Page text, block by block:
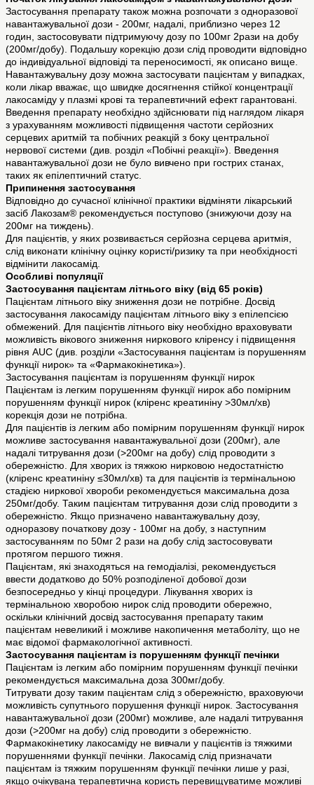
Застосування препарату також можна розпочати з одноразової
навантажувальної дози - 200мг, надалі, приблизно через 12
годин, застосовувати підтримуючу дозу по 100мг 2рази на добу
(200мг/добу). Подальшу корекцію дози слід проводити відповідно
до індивідуальної відповіді та переносимості, як описано вище.
Навантажувальну дозу можна застосувати пацієнтам у випадках,
коли лікар вважає, що швидке досягнення стійкої концентрації
лакосаміду у плазмі крові та терапевтичний ефект гарантовані.
Введення препарату необхідно здійснювати під наглядом лікаря
з урахуванням можливості підвищення частоти серйозних
серцевих аритмій та побічних реакцій з боку центральної
нервової системи (див. розділ «Побічні реакції»). Введення
навантажувальної дози не було вивчено при гострих станах,
таких як епілептичний статус.
Припинення застосування
Відповідно до сучасної клінічної практики відміняти лікарський
засіб Лакозам® рекомендується поступово (знижуючи дозу на
200мг на тиждень).
Для пацієнтів, у яких розвивається серйозна серцева аритмія,
слід виконати клінічну оцінку користі/ризику та при необхідності
відмінити лакосамід.
Особливі популяції
Застосування пацієнтам літнього віку (від 65 років)
Пацієнтам літнього віку зниження дози не потрібне. Досвід
застосування лакосаміду пацієнтам літнього віку з епілепсією
обмежений. Для пацієнтів літнього віку необхідно враховувати
можливість вікового зниження ниркового кліренсу і підвищення
рівня AUC (див. розділи «Застосування пацієнтам із порушенням
функції нирок» та «Фармакокінетика»).
Застосування пацієнтам із порушенням функції нирок
Пацієнтам із легким порушенням функції нирок або помірним
порушенням функції нирок (кліренс креатиніну >30мл/хв)
корекція дози не потрібна.
Для пацієнтів із легким або помірним порушенням функції нирок
можливе застосування навантажувальної дози (200мг), але
надалі титрування дози (>200мг на добу) слід проводити з
обережністю. Для хворих із тяжкою нирковою недостатністю
(кліренс креатиніну ≤30мл/хв) та для пацієнтів із термінальною
стадією ниркової хвороби рекомендується максимальна доза
250мг/добу. Таким пацієнтам титрування дози слід проводити з
обережністю. Якщо призначено навантажувальну дозу,
одноразову початкову дозу - 100мг на добу, з наступним
застосуванням по 50мг 2 рази на добу слід застосовувати
протягом першого тижня.
Пацієнтам, які знаходяться на гемодіалізі, рекомендується
ввести додатково до 50% розподіленої добової дози
безпосередньо у кінці процедури. Лікування хворих із
термінальною хворобою нирок слід проводити обережно,
оскільки клінічний досвід застосування препарату таким
пацієнтам невеликий і можливе накопичення метаболіту, що не
має відомої фармакологічної активності.
Застосування пацієнтам із порушенням функції печінки
Пацієнтам із легким або помірним порушенням функції печінки
рекомендується максимальна доза 300мг/добу.
Титрувати дозу таким пацієнтам слід з обережністю, враховуючи
можливість супутнього порушення функції нирок. Застосування
навантажувальної дози (200мг) можливе, але надалі титрування
дози (>200мг на добу) слід проводити з обережністю.
Фармакокінетику лакосаміду не вивчали у пацієнтів із тяжкими
порушеннями функції печінки. Лакосамід слід призначати
пацієнтам із тяжким порушенням функції печінки лише у разі,
якщо очікувана терапевтична користь перевищуватиме можливі